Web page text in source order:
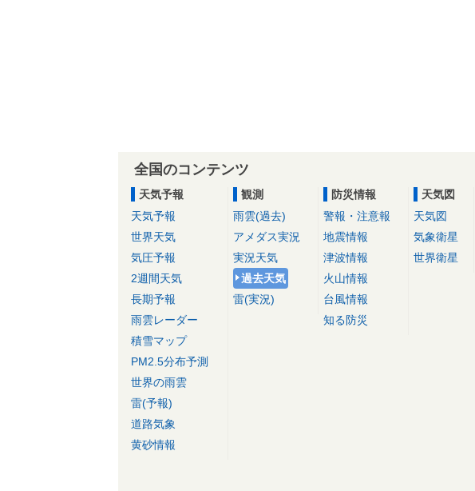
全国のコンテンツ
天気予報
天気予報
世界天気
気圧予報
2週間天気
長期予報
雨雲レーダー
積雪マップ
PM2.5分布予測
世界の雨雲
雷(予報)
道路気象
黄砂情報
観測
雨雲(過去)
アメダス実況
実況天気
過去天気
雷(実況)
防災情報
警報・注意報
地震情報
津波情報
火山情報
台風情報
知る防災
天気図
天気図
気象衛星
世界衛星